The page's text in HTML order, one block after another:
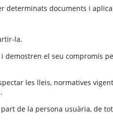
determinats documents i
la.
el seu compromís
les lleis, normatives
de la persona usuària, de